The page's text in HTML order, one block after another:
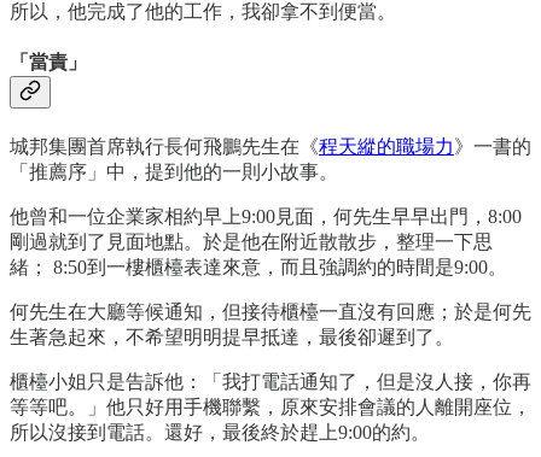
所以，他完成了他的工作，我卻拿不到便當。
「當責」
城邦集團首席執行長何飛鵬先生在《程天縱的職場力》一書的
「推薦序」中，提到他的一則小故事。
他曾和一位企業家相約早上9:00見面，何先生早早出門，8:00
剛過就到了見面地點。於是他在附近散散步，整理一下思
緒； 8:50到一樓櫃檯表達來意，而且強調約的時間是9:00。
何先生在大廳等候通知，但接待櫃檯一直沒有回應；於是何先
生著急起來，不希望明明提早抵達，最後卻遲到了。
櫃檯小姐只是告訴他：「我打電話通知了，但是沒人接，你再
等等吧。」他只好用手機聯繫，原來安排會議的人離開座位，
所以沒接到電話。還好，最後終於趕上9:00的約。